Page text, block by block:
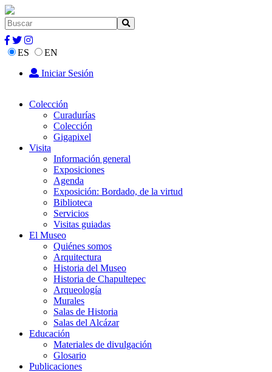
ES
EN
Iniciar Sesión
Colección
Curadurías
Colección
Gigapixel
Visita
Información general
Exposiciones
Agenda
Exposición: Bordado, de la virtud
Biblioteca
Servicios
Visitas guiadas
El Museo
Quiénes somos
Arquitectura
Historia del Museo
Historia de Chapultepec
Arqueología
Murales
Salas de Historia
Salas del Alcázar
Educación
Materiales de divulgación
Glosario
Publicaciones